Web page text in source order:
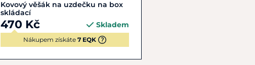
Do košíku
Kovový věšák na uzdečku na box
skládací
470 Kč Skladem
Nákupem získáte 7 EQK